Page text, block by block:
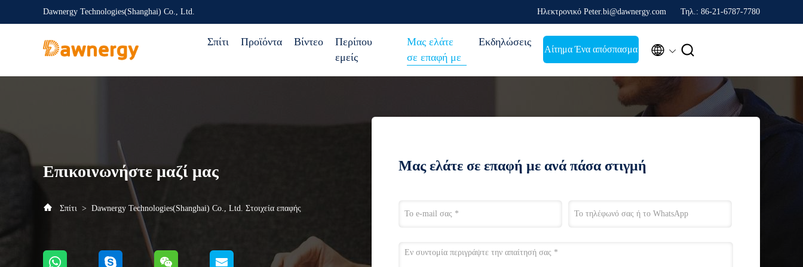
Dawnergy Technologies(Shanghai) Co., Ltd. Ηλεκτρονικό Peter.bi@dawnergy.com Τηλ.: 86-21-6787-7780
Σπίτι Προϊόντα Βίντεο
Περίπου
εμείς
Μας ελάτε
σε επαφή με
Εκδηλώσεις
Αίτημα Ένα απόσπασμα  
Επικοινωνήστε μαζί μας
Σπίτι > Dawnergy Technologies(Shanghai) Co., Ltd. Στοιχεία επαφής
Μας ελάτε σε επαφή με ανά πάσα στιγμή